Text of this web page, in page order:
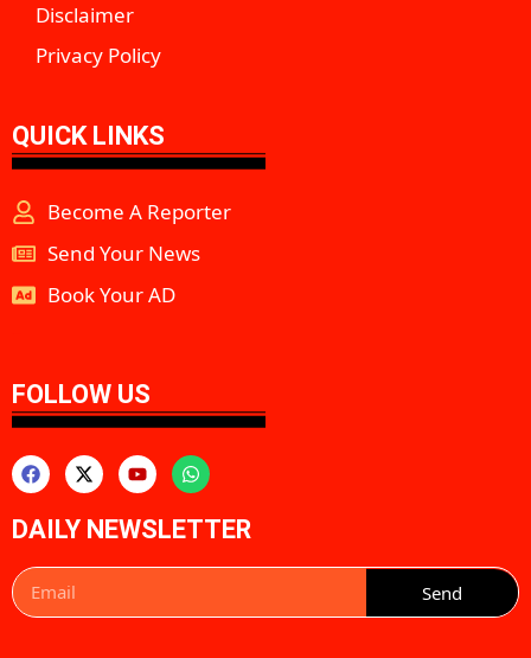
Disclaimer
Privacy Policy
QUICK LINKS
Become A Reporter
Send Your News
Book Your AD
FOLLOW US
DAILY NEWSLETTER
Send